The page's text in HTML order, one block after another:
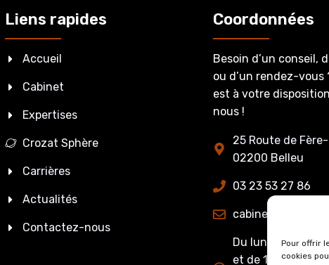
Pour offrir
cookies
Liens rapides
Accueil
Cabinet
Expertises
Crozat Sphère
Carrières
Actualités
Contactez-nous
Coordonnées
Besoin d’un conseil,
ou d’un rendez-vous
est à votre
nous !
25 Route de
02200 Belleu
03 23 53 27 86
Du lundi au jeudi
et de 13h15 à